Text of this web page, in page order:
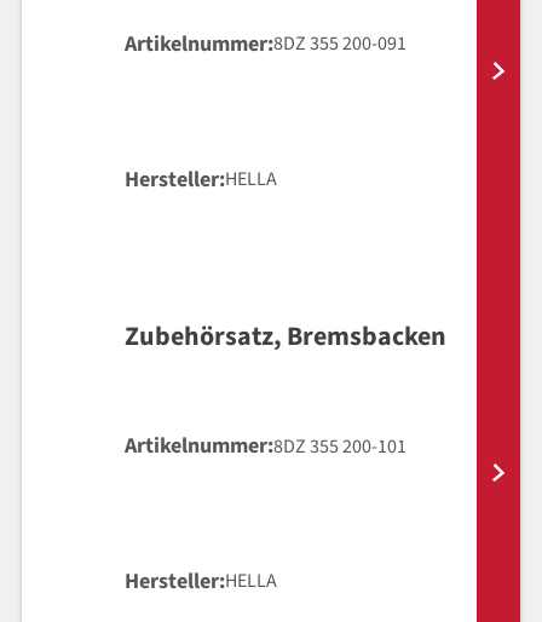
Artikelnummer 8DZ 355 200-091
Hersteller HELLA
Zubehörsatz, Bremsbacken
Artikelnummer 8DZ 355 200-101
Hersteller HELLA